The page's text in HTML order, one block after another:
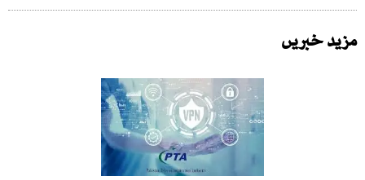
مزید خبریں